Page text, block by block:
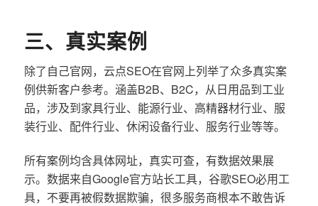
三、真实案例
除了自己官网，云点SEO在官网上列举了众多真实案
例供新客户参考。涵盖B2B、B2C，从日用品到工业
品，涉及到家具行业、能源行业、高精器材行业、服
装行业、配件行业、休闲设备行业、服务行业等等。
所有案例均含具体网址，真实可查，有数据效果展
示。数据来自Google官方站长工具，谷歌SEO必用工
具，不要再被假数据欺骗，很多服务商根本不敢告诉